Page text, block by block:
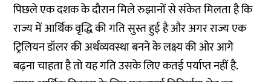
पिछले एक दशक के दौरान मिले रुझानों से संकेत मिलता है कि
राज्य में आर्थिक वृद्धि की गति सुस्त हुई है और अगर राज्य एक
ट्रिलियन डॉलर की अर्थव्यवस्था बनने के लक्ष्य की ओर आगे
बढ़ना चाहता है तो यह गति उसके लिए कतई पर्याप्त नहीं है.